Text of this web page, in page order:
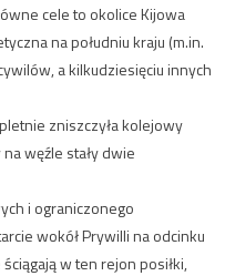
cele to okolice Kijowa
na południu kraju (m.in.
a kilkudziesięciu innych
zniszczyła kolejowy
węźle stały dwie
i ograniczonego
wokół Prywilli na odcinku
w ten rejon posiłki,